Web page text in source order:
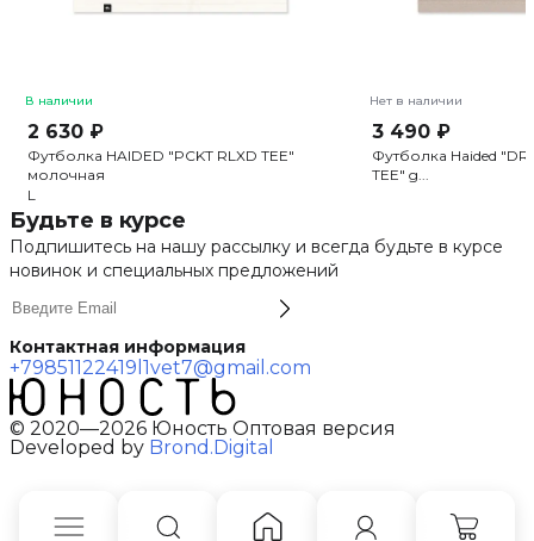
В наличии
2 630 ₽
Футболка HAIDED "PCKT RLXD TEE"
молочная
L
Нет в наличии
3 490 ₽
Футболка Haided
TEE" g...
Будьте в курсе
Подпишитесь на нашу рассылку и всегда будьте в курсе
новинок и специальных предложений
Контактная информация
+79851122419 l1vet7@gmail.com
© 2020—2026 Юность Оптовая версия
Developed by Brond.Digital